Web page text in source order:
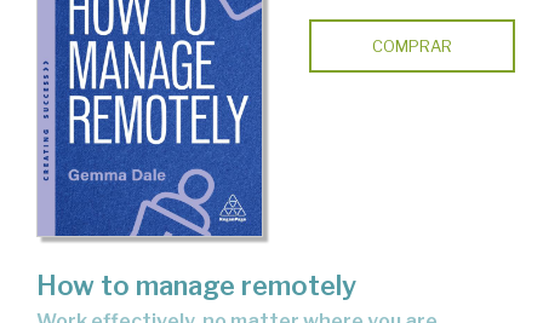
COMPRAR
How to manage remotely